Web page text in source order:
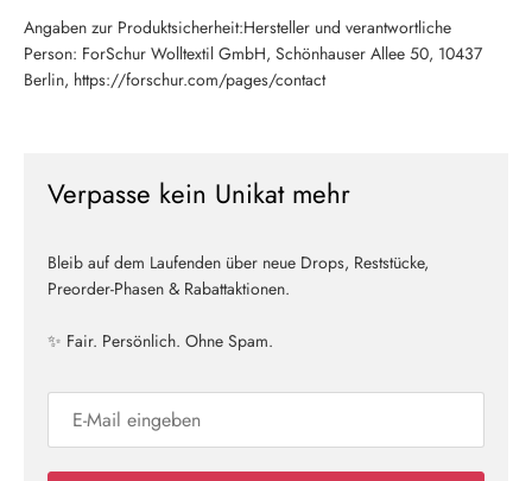
Angaben zur Produktsicherheit:Hersteller und verantwortliche
Person: ForSchur Wolltextil GmbH, Schönhauser Allee 50, 10437
Berlin, https://forschur.com/pages/contact
Verpasse kein Unikat mehr
Bleib auf dem Laufenden über neue Drops, Reststücke,
Preorder-Phasen & Rabattaktionen.
✨ Fair. Persönlich. Ohne Spam.